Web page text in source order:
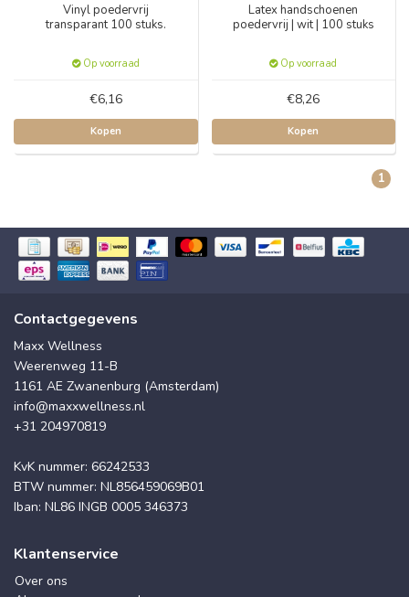
Vinyl poedervrij
transparant 100 stuks.
Op voorraad
€6,16
Kopen
Latex handschoenen
poedervrij | wit | 100 stuks
Op voorraad
€8,26
Kopen
1
Contactgegevens
Maxx Wellness
Weerenweg 11-B
1161 AE Zwanenburg (Amsterdam)
info@maxxwellness.nl
+31 204970819
KvK nummer: 66242533
BTW nummer: NL856459069B01
Iban: NL86 INGB 0005 346373
Klantenservice
Over ons